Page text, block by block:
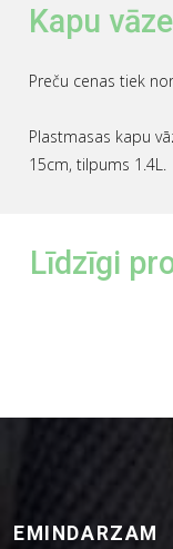
Kapu
Preču cenas tiek
Plastmasas kapu
15cm, tilpums 1.4L.
Līdzīgi
EMINDARZAM